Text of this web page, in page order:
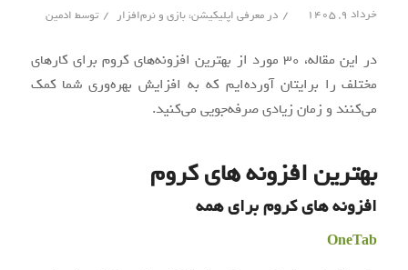
خرداد ۹, ۱۴۰۵ / درمعرفی اپلیکیشن، بازی و نرم‌افزار‌ / توسط ادمین
در این مقاله، ۳۰ مورد از بهترین افزونه‌های کروم برای کارهای
مختلف را برایتان آورده‌ایم که به افزایش بهره‌وری شما کمک
می‌کنند و زمان زیادی صرفه‌جویی می‌کنید.
بهترین افزونه های کروم
افزونه های کروم برای همه
OneTab